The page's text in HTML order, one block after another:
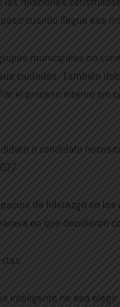
cuando llegue ese
municipales no
ciudades. También
el proceso interno sin
o candidata
de liderazgo en
en que decidieron
inteligente no sea